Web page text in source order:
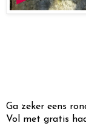
Ga zeker eens
Vol met gratis